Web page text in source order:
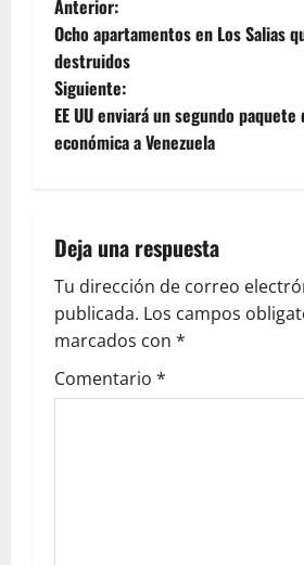
Anterior:
Ocho apartamentos en Los Salias
destruidos
Siguiente:
EE UU enviará un segundo paquete
económica a Venezuela
Deja una respuesta
Tu dirección de correo
publicada. Los campos
marcados con *
Comentario *